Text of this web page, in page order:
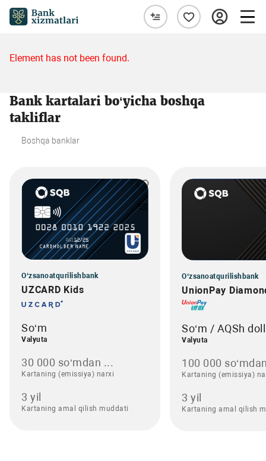
Element has not been found.
Bank kartalari bo‘yicha boshqa
takliflar
Boshqa banklar
O‘zsanoatqurilishbank
UZCARD Kids
So‘m
Valyuta
30 000 so‘mdan ...
Kartaning (emissiya) narxi
3 yil
Kartaning amal qilish muddati
O‘zsanoatqurilishbank
UnionPay
So‘m / AQSh
Valyuta
100 000
Kartaning (emissiya)
3 yil
Kartaning amal qilish